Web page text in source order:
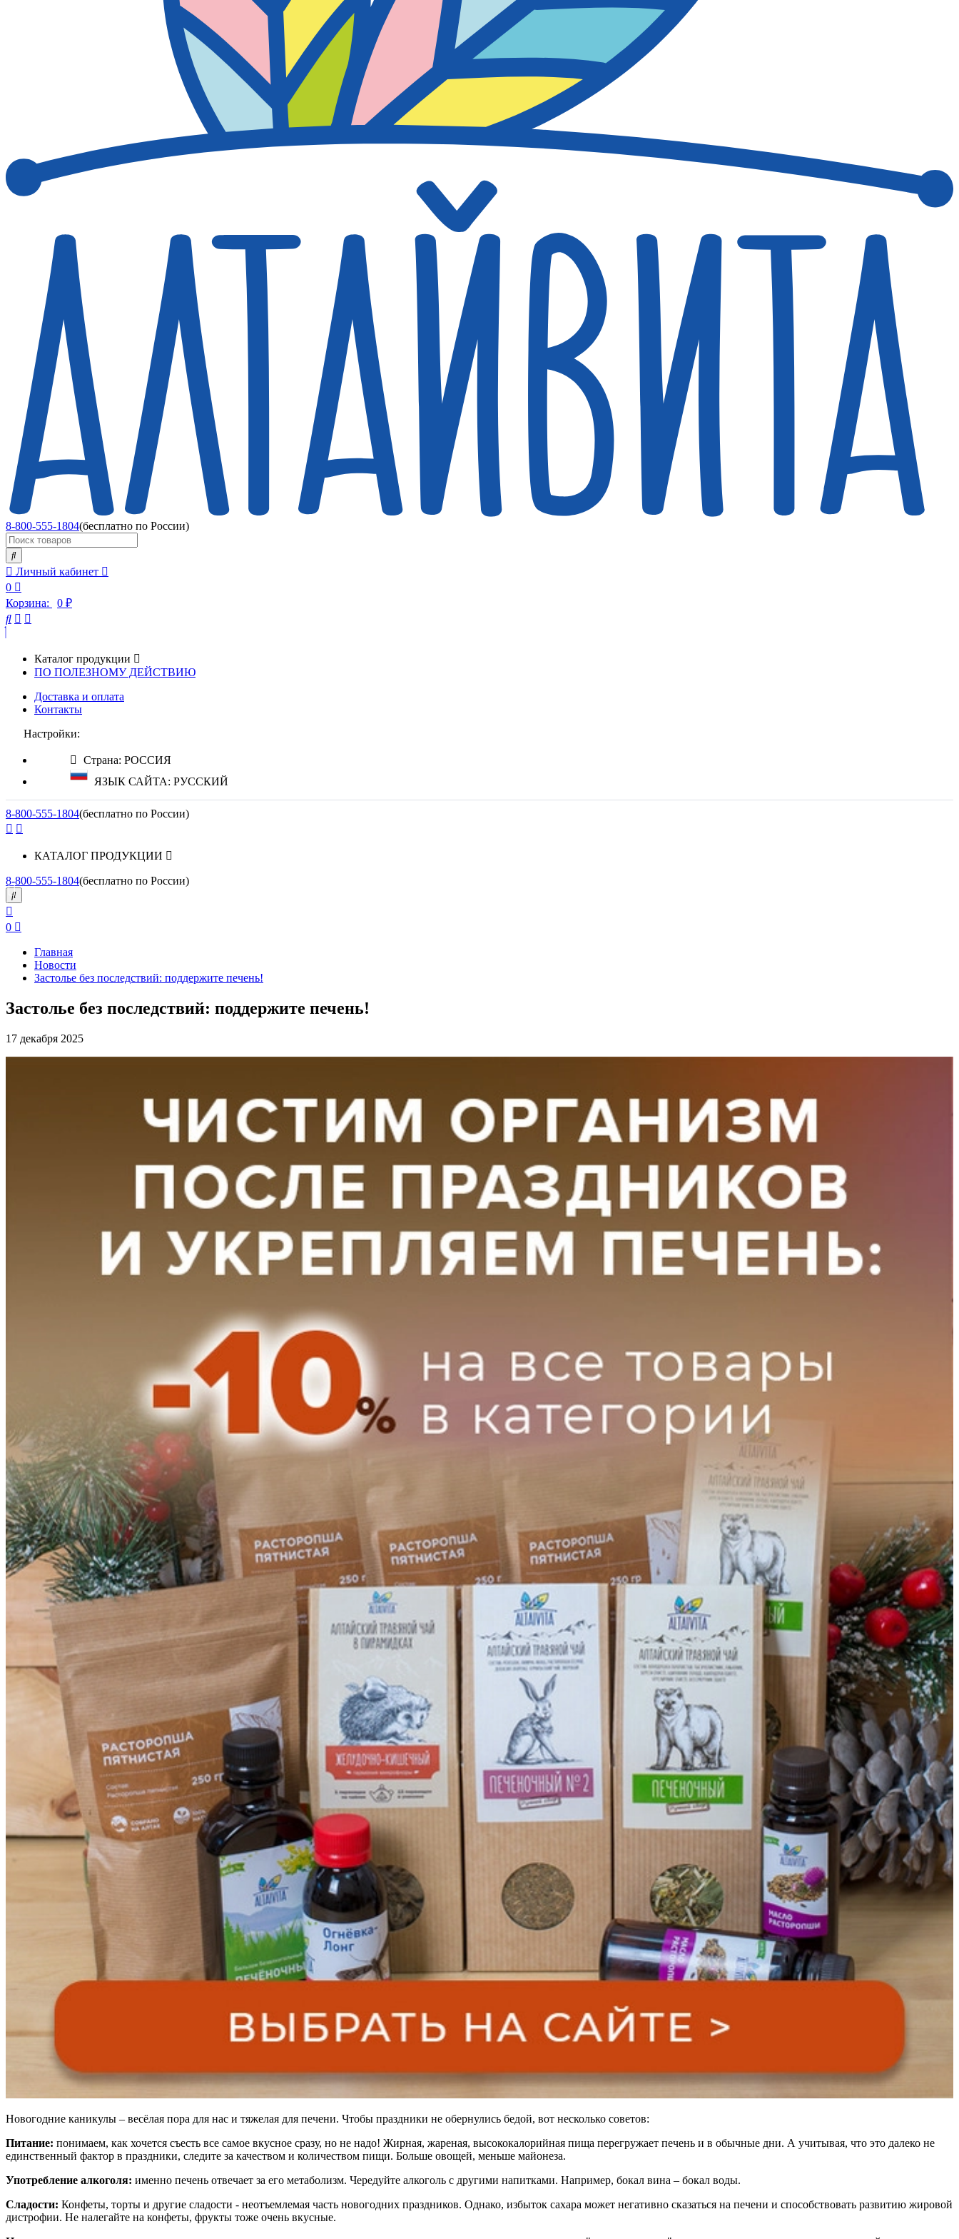
8-800-555-1804(бесплатно по России)
Личный кабинет
0
Корзина:
0 ₽
Каталог продукции
ПО ПОЛЕЗНОМУ ДЕЙСТВИЮ
Доставка и оплата
Контакты
Настройки:
Страна: РОССИЯ
ЯЗЫК САЙТА: РУССКИЙ
8-800-555-1804(бесплатно по России)
КАТАЛОГ ПРОДУКЦИИ
8-800-555-1804(бесплатно по России)
0
Главная
Новости
Застолье без последствий: поддержите печень!
Застолье без последствий: поддержите печень!
17 декабря 2025
Новогодние каникулы – весёлая пора для нас и тяжелая для печени. Чтобы праздники не обернулись бедой, вот несколько советов:
Питание: понимаем, как хочется съесть все самое вкусное сразу, но не надо! Жирная, жареная, высококалорийная пища перегружает печень и в обычные дни. А учитывая, что это далеко не
единственный фактор в праздники, следите за качеством и количеством пищи. Больше овощей, меньше майонеза.
Употребление алкоголя: именно печень отвечает за его метаболизм. Чередуйте алкоголь с другими напитками. Например, бокал вина – бокал воды.
Сладости: Конфеты, торты и другие сладости - неотъемлемая часть новогодних праздников. Однако, избыток сахара может негативно сказаться на печени и способствовать развитию жировой
дистрофии. Не налегайте на конфеты, фрукты тоже очень вкусные.